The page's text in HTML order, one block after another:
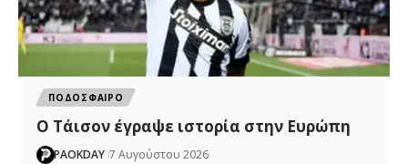
ΠΟΔΟΣΦΑΙΡΟ
Ο Τάισον έγραψε ιστορία στην Ευρώπη
PAOKDAY 7 Αυγούστου 2026